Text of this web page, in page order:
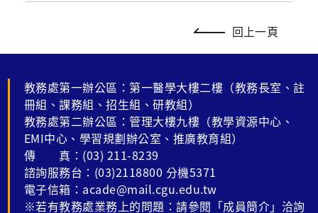
回上一頁
教務處第一辦公區：第一醫學大樓二樓（教務長室、註
冊組、課務組、招生組、研教組）
教務處第二辦公區：管理大樓九樓（教學資源中心、
EMI中心、學習規劃辦公室、推廣教育組）
傳 真：(03) 211-8239
諮詢服務台：(03)2118800 分機5371
電子信箱：acade@mail.cgu.edu.tw
※若有教務處業務上的問題：請參閱「成員簡介」洽詢